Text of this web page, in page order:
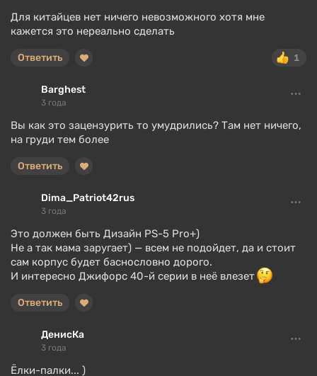
Для китайцев нет ничего невозможного хотя мне
кажется это нереально сделать
1
Ответить
Barghest
3 года
Вы как это зацензурить то умудрились? Там нет ничего,
на груди тем более
Ответить
Dima_Patriot42rus
3 года
Это должен быть Дизайн PS-5 Pro+)
Не а так мама заругает) — всем не подойдет, да и стоит
сам корпус будет баснословно дорого.
И интересно Джифорс 40-й серии в неё влезет
Ответить
ДенисКа
3 года
Ёлки-палки... )